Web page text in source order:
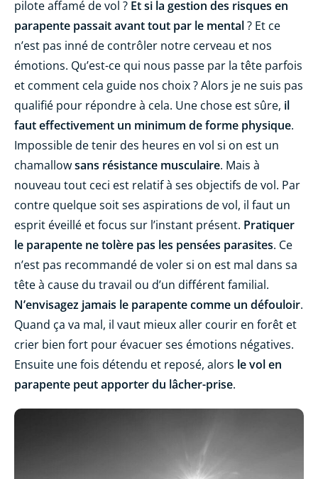
pilote affamé de vol ? Et si la gestion des risques en
parapente passait avant tout par le mental? Et ce
n’est pas inné de contrôler notre cerveau et nos
émotions. Qu’est-ce qui nous passe par la tête parfois
et comment cela guide nos choix ? Alors je ne suis pas
qualifié pour répondre à cela. Une chose est sûre, il
faut effectivement un minimum de forme physique.
Impossible de tenir des heures en vol si on est un
chamallowsans résistance musculaire. Mais à
nouveau tout ceci est relatif à ses objectifs de vol. Par
contre quelque soit ses aspirations de vol, il faut un
esprit éveillé et focus sur l’instant présent. Pratiquer
le parapente ne tolère pas les pensées parasites. Ce
n’est pas recommandé de voler si on est mal dans sa
tête à cause du travail ou d’un différent familial.
N’envisagez jamais le parapente comme un défouloir.
Quand ça va mal, il vaut mieux aller courir en forêt et
crier bien fort pour évacuer ses émotions négatives.
Ensuite une fois détendu et reposé, alors le vol en
parapente peut apporter du lâcher-prise.